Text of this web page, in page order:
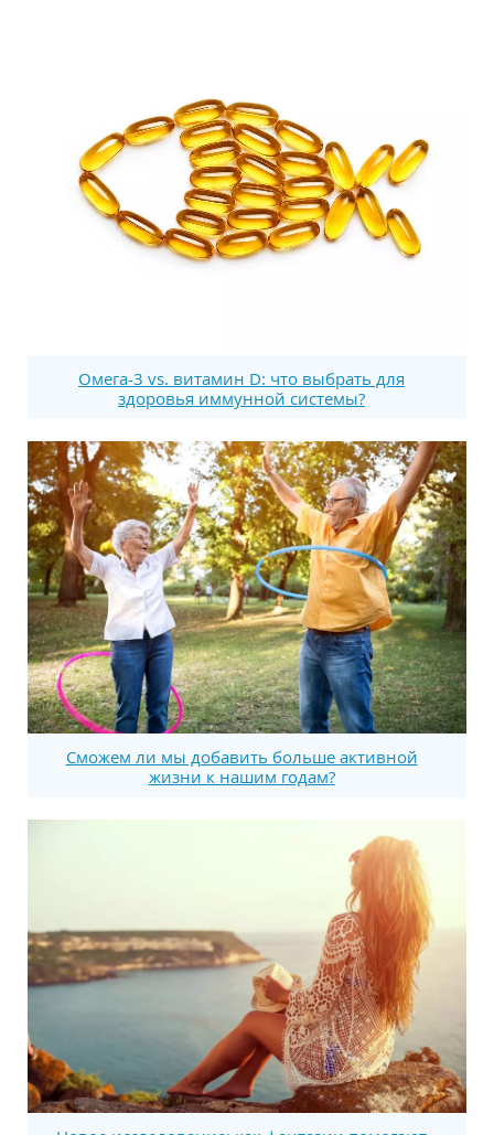
Омега-3 vs. витамин D: что выбрать для
здоровья иммунной системы?
Сможем ли мы добавить больше активной
жизни к нашим годам?